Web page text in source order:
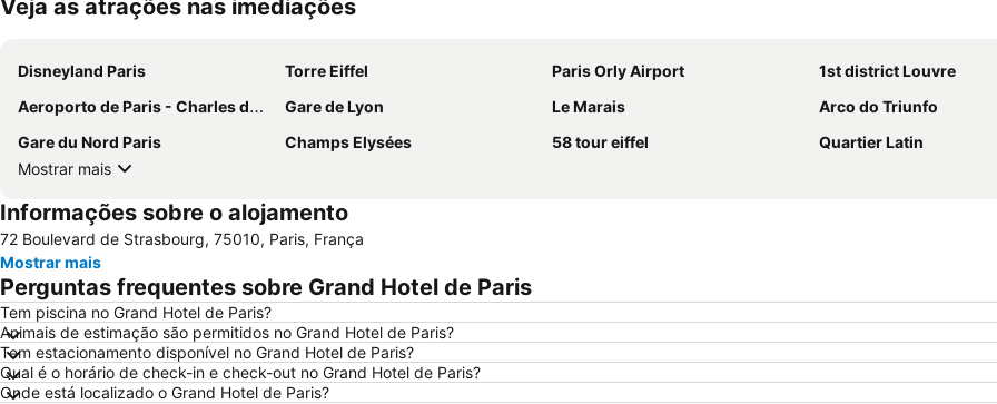
Veja as atrações nas imediações
Disneyland Paris Torre Eiffel Paris Orly Airport
1st district Louvre
Aeroporto de Paris - Charles de Gaulle
Gare de Lyon Le Marais
Arco do Triunfo
Gare du Nord Paris
Champs Elysées 58 tour eiffel
Quartier Latin
Mostrar mais
Informações sobre o alojamento
72 Boulevard de Strasbourg, 75010, Paris, França
Mostrar mais
Perguntas frequentes sobre Grand Hotel de Paris
Tem piscina no Grand Hotel de Paris?
Animais de estimação são permitidos no Grand Hotel de Paris?
Tem estacionamento disponível no Grand Hotel de Paris?
Qual é o horário de check-in e check-out no Grand Hotel de Paris?
Onde está localizado o Grand Hotel de Paris?